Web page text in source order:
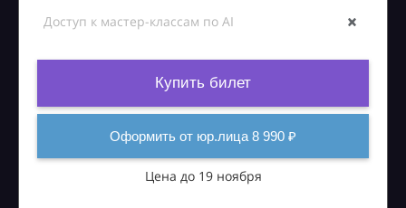
Доступ к мастер-классам по AI
Купить билет
Оформить от юр.лица 8 990 ₽
Цена до 19 ноября